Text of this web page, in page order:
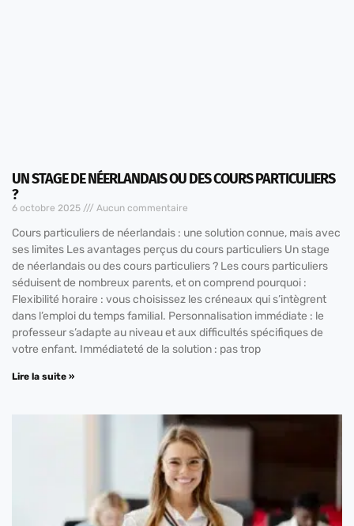
UN STAGE DE NÉERLANDAIS OU DES COURS PARTICULIERS
?
6 octobre 2025 Aucun commentaire
Cours particuliers de néerlandais : une solution connue, mais avec
ses limites Les avantages perçus du cours particuliers Un stage
de néerlandais ou des cours particuliers ? Les cours particuliers
séduisent de nombreux parents, et on comprend pourquoi :
Flexibilité horaire : vous choisissez les créneaux qui s’intègrent
dans l’emploi du temps familial. Personnalisation immédiate : le
professeur s’adapte au niveau et aux difficultés spécifiques de
votre enfant. Immédiateté de la solution : pas trop
Lire la suite »